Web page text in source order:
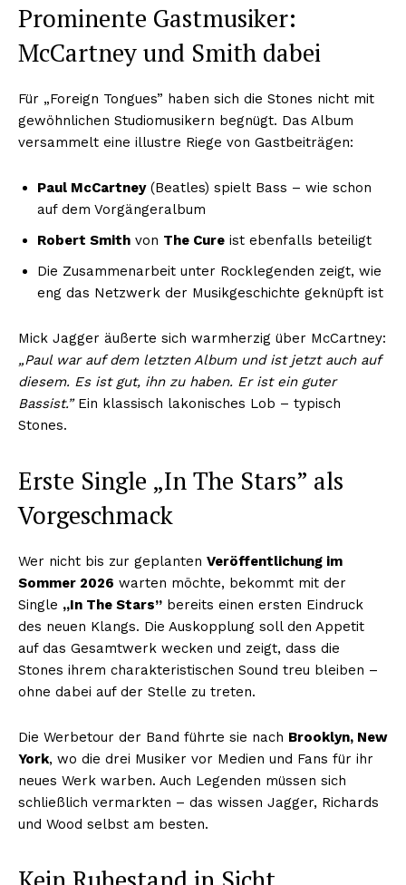
Prominente Gastmusiker:
McCartney und Smith dabei
Für „Foreign Tongues” haben sich die Stones nicht mit
gewöhnlichen Studiomusikern begnügt. Das Album
versammelt eine illustre Riege von Gastbeiträgen:
Paul McCartney(Beatles) spielt Bass – wie schon
auf dem Vorgängeralbum
Robert Smith von The Cure ist ebenfalls beteiligt
Die Zusammenarbeit unter Rocklegenden zeigt, wie
eng das Netzwerk der Musikgeschichte geknüpft ist
Mick Jagger äußerte sich warmherzig über McCartney:
„Paul war auf dem letzten Album und ist jetzt auch auf
diesem. Es ist gut, ihn zu haben. Er ist ein guter
Bassist.”Ein klassisch lakonisches Lob – typisch
Stones.
Erste Single „In The Stars” als
Vorgeschmack
Wer nicht bis zur geplanten Veröffentlichung im
Sommer 2026 warten möchte, bekommt mit der
Single „In The Stars” bereits einen ersten Eindruck
des neuen Klangs. Die Auskopplung soll den Appetit
auf das Gesamtwerk wecken und zeigt, dass die
Stones ihrem charakteristischen Sound treu bleiben –
ohne dabei auf der Stelle zu treten.
Die Werbetour der Band führte sie nach Brooklyn, New
York, wo die drei Musiker vor Medien und Fans für ihr
neues Werk warben. Auch Legenden müssen sich
schließlich vermarkten – das wissen Jagger, Richards
und Wood selbst am besten.